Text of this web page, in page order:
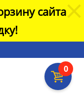
сайта
0